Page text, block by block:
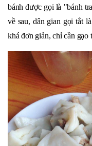
bánh được gọi là "bánh
về sau, dân gian gọi tắt
khá đơn giản, chỉ cần gạo